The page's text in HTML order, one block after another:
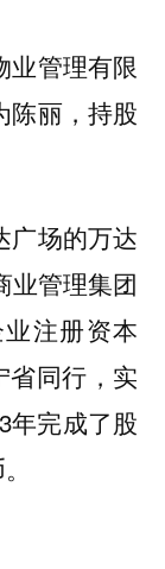
业管理有限
陈丽，持股
广场的万达
业管理集团
注册资本
省同行，实
年完成了股